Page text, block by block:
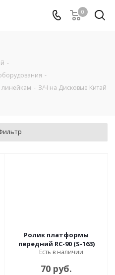
0
-
-
- З/Ч на Дисковые Китай
Ролик платформы
передний RC-90 (S-163)
Есть в наличии
70 руб.